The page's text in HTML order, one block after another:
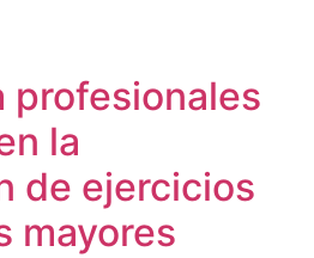
profesionales
la
de ejercicios
mayores